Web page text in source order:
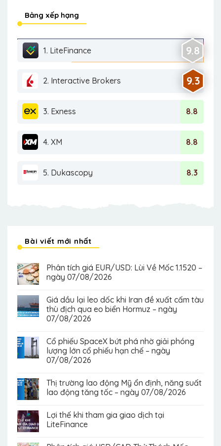
Bảng xếp hạng
1. LiteFinance 9.8
2. Interactive Brokers 9.3
3. Exness 8.8
4. XM 8.8
5. Dukascopy 8.3
Bài viết mới nhất
Phân tích giá EUR/USD: Lùi Về Mốc 1.1520 –
ngày 07/08/2026
Giá dầu lại leo dốc khi Iran đề xuất cấm tàu
thù địch qua eo biển Hormuz – ngày
07/08/2026
Cổ phiếu SpaceX bứt phá nhờ giải phóng
lượng lớn cổ phiếu hạn chế – ngày
07/08/2026
Thị trường lao động Mỹ ổn định, năng suất
lao động tăng tốc – ngày 07/08/2026
Lợi thế khi tham gia giao dịch tại
LiteFinance